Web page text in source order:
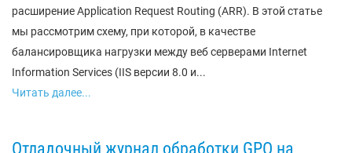
расширение Application Request Routing (ARR). В этой статье
мы рассмотрим схему, при которой, в качестве
балансировщика нагрузки между веб серверами Internet
Information Services (IIS версии 8.0 и...
Читать далее...
Отладочный журнал обработки GPO на